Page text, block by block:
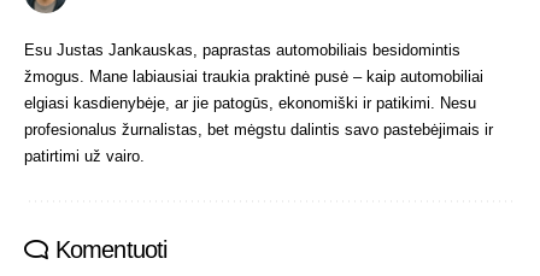
Esu Justas Jankauskas, paprastas automobiliais besidomintis
žmogus. Mane labiausiai traukia praktinė pusė – kaip automobiliai
elgiasi kasdienybėje, ar jie patogūs, ekonomiški ir patikimi. Nesu
profesionalus žurnalistas, bet mėgstu dalintis savo pastebėjimais ir
patirtimi už vairo.
Komentuoti